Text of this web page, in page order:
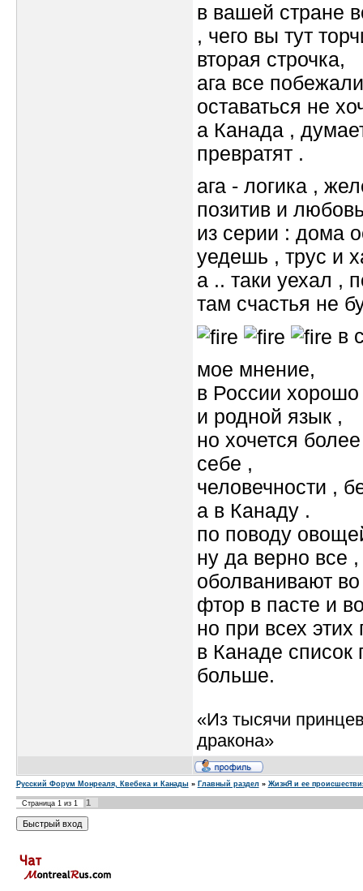
в вашей стране
, чего вы тут
вторая строчка,
ага все
оставаться не
а Канада ,
превратят .
ага - логика ,
позитив и
из серии : дома
уедешь , трус и
а .. таки уехал ,
там счастья не
в
мое мнение,
в России
и родной язык ,
но хочется
себе ,
человечности ,
а в Канаду .
по поводу
ну да верно все ,
оболванивают
фтор в пасте и
но при всех этих
в Канаде список
больше.
«Из тысячи
дракона»
Русский Форум Монреаля, Квебека и Канады » Главный раздел » ЖизнЯ и ее
Страница 1из 1 1